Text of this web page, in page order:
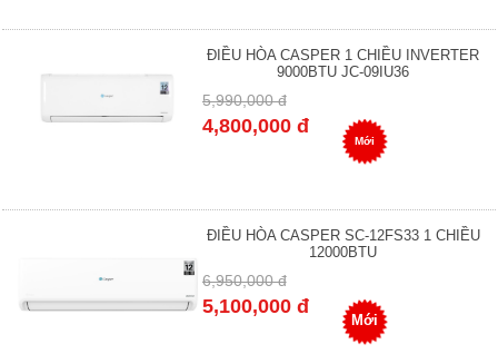
ĐIỀU HÒA CASPER 1 CHIỀU INVERTER
9000BTU JC-09IU36
5,990,000 đ
4,800,000 đ
Mới
ĐIỀU HÒA CASPER SC-12FS33 1 CHIỀU
12000BTU
6,950,000 đ
5,100,000 đ
Mới